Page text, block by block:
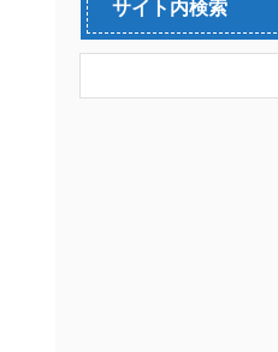
サイト内検索